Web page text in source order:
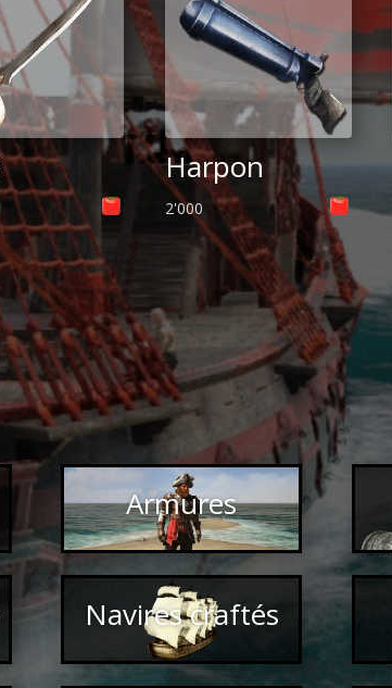
Harpon
2'000
Armures
Navires craftés